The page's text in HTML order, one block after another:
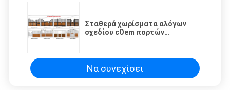
Σταθερά χωρίσματα αλόγων
σχεδίου cOem πορτών
Να συνεχίσει